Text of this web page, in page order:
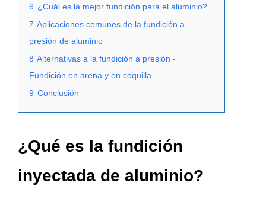
6 ¿Cuál es la mejor fundición para el aluminio?
7 Aplicaciones comunes de la fundición a
presión de aluminio
8 Alternativas a la fundición a presión -
Fundición en arena y en coquilla
9 Conclusión
¿Qué es la fundición
inyectada de aluminio?